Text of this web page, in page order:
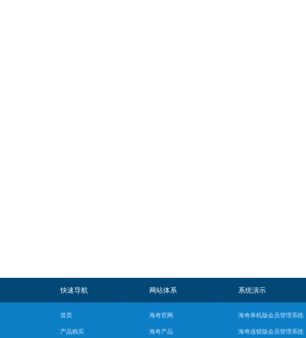
快速导航 网站体系 系统演示
首页
产品购买
海奇官网
海奇产品
海奇单机版会员管理系统
海奇连锁版会员管理系统